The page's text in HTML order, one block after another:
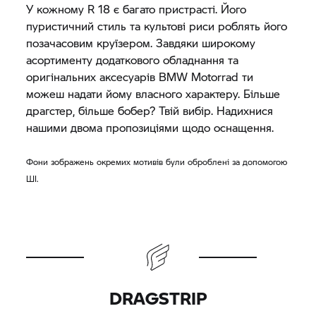
У кожному R 18 є багато пристрасті. Його
пуристичний стиль та культові риси роблять його
позачасовим круїзером. Завдяки широкому
асортименту додаткового обладнання та
оригінальних аксесуарів BMW Motorrad ти
можеш надати йому власного характеру. Більше
драгстер, більше бобер? Твій вибір. Надихнися
нашими двома пропозиціями щодо оснащення.
Фони зображень окремих мотивів були оброблені за допомогою
ШІ.
DRAGSTRIP